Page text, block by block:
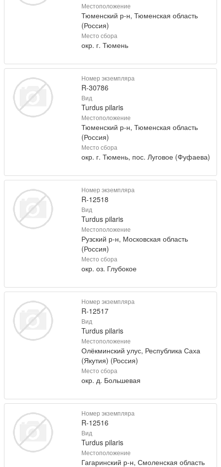
Местоположение
Тюменский р-н, Тюменская область
(Россия)
Место сбора
окр. г. Тюмень
Номер экземпляра
R-30786
Вид
Turdus pilaris
Местоположение
Тюменский р-н, Тюменская область
(Россия)
Место сбора
окр. г. Тюмень, пос. Луговое (Фуфаева)
Номер экземпляра
R-12518
Вид
Turdus pilaris
Местоположение
Рузский р-н, Московская область
(Россия)
Место сбора
окр. оз. Глубокое
Номер экземпляра
R-12517
Вид
Turdus pilaris
Местоположение
Олёкминский улус, Республика Саха
(Якутия) (Россия)
Место сбора
окр. д. Большевая
Номер экземпляра
R-12516
Вид
Turdus pilaris
Местоположение
Гагаринский р-н, Смоленская область